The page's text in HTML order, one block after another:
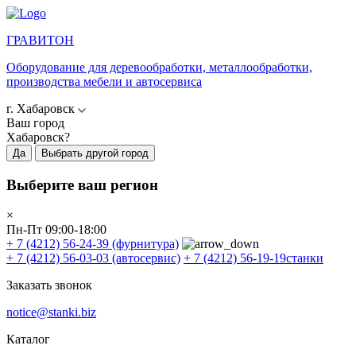
ГРАВИТОН
Оборудование для деревообработки, металлообработки,
производства мебели и автосервиса
г. Хабаровск
Ваш город
Хабаровск?
Да Выбрать другой город
Выберите ваш регион
×
Пн-Пт 09:00-18:00
+ 7 (4212) 56-24-39 (фурнитура)
+ 7 (4212) 56-03-03 (автосервис) + 7 (4212) 56-19-19станки
Заказать звонок
notice@stanki.biz
Каталог